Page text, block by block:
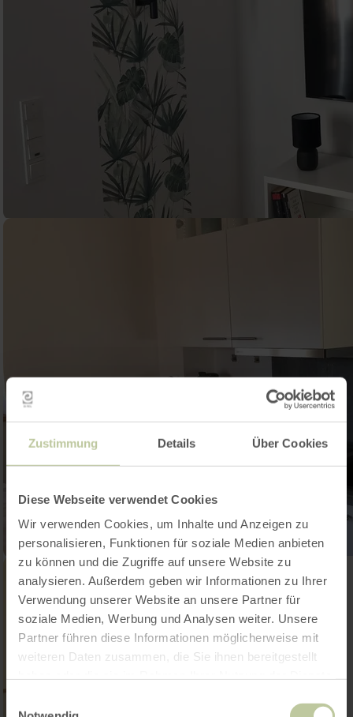
Zustimmung Details Über Cookies
Diese Webseite verwendet Cookies
Wir verwenden Cookies, um Inhalte und Anzeigen zu
personalisieren, Funktionen für soziale Medien anbieten
zu können und die Zugriffe auf unsere Website zu
analysieren. Außerdem geben wir Informationen zu Ihrer
Verwendung unserer Website an unsere Partner für
soziale Medien, Werbung und Analysen weiter. Unsere
Partner führen diese Informationen möglicherweise mit
weiteren Daten zusammen, die Sie ihnen bereitgestellt